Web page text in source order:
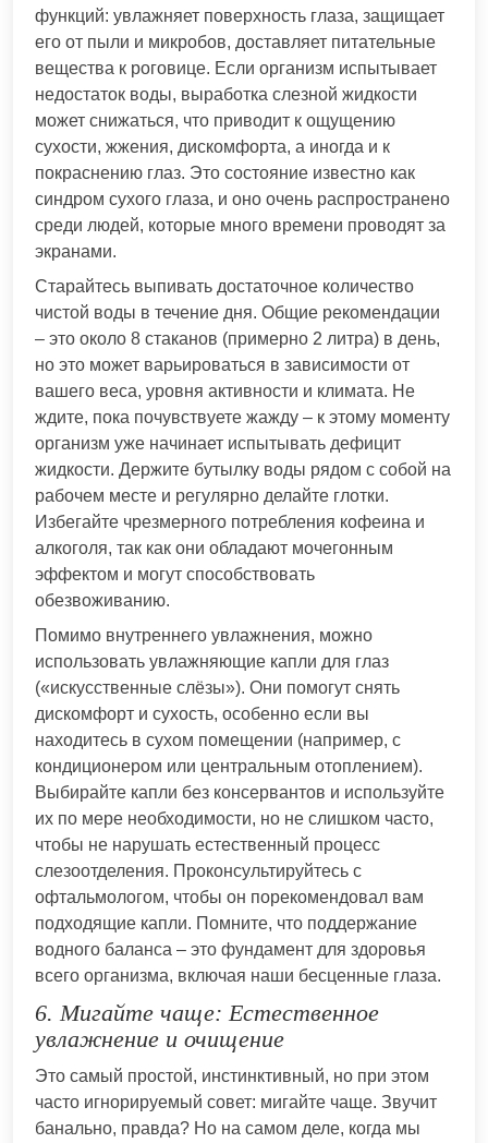
функций: увлажняет поверхность глаза, защищает
его от пыли и микробов, доставляет питательные
вещества к роговице. Если организм испытывает
недостаток воды, выработка слезной жидкости
может снижаться, что приводит к ощущению
сухости, жжения, дискомфорта, а иногда и к
покраснению глаз. Это состояние известно как
синдром сухого глаза, и оно очень распространено
среди людей, которые много времени проводят за
экранами.
Старайтесь выпивать достаточное количество
чистой воды в течение дня. Общие рекомендации
– это около 8 стаканов (примерно 2 литра) в день,
но это может варьироваться в зависимости от
вашего веса, уровня активности и климата. Не
ждите, пока почувствуете жажду – к этому моменту
организм уже начинает испытывать дефицит
жидкости. Держите бутылку воды рядом с собой на
рабочем месте и регулярно делайте глотки.
Избегайте чрезмерного потребления кофеина и
алкоголя, так как они обладают мочегонным
эффектом и могут способствовать
обезвоживанию.
Помимо внутреннего увлажнения, можно
использовать увлажняющие капли для глаз
(«искусственные слёзы»). Они помогут снять
дискомфорт и сухость, особенно если вы
находитесь в сухом помещении (например, с
кондиционером или центральным отоплением).
Выбирайте капли без консервантов и используйте
их по мере необходимости, но не слишком часто,
чтобы не нарушать естественный процесс
слезоотделения. Проконсультируйтесь с
офтальмологом, чтобы он порекомендовал вам
подходящие капли. Помните, что поддержание
водного баланса – это фундамент для здоровья
всего организма, включая наши бесценные глаза.
6. Мигайте чаще: Естественное
увлажнение и очищение
Это самый простой, инстинктивный, но при этом
часто игнорируемый совет: мигайте чаще. Звучит
банально, правда? Но на самом деле, когда мы